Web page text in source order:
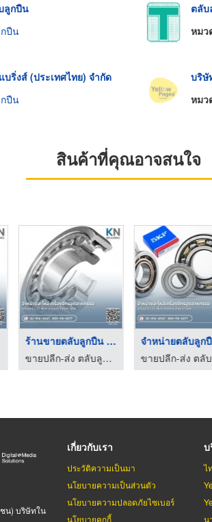
ลูกปืน
ปืน
ตลั
หมว
ริ่งส์ (ประเทศไทย) จำกัด
ปืน
บริษั
หมว
สินค้าที่คุณอาจสนใจ
ร้านขายตลับลูกปืน ใก ...
ขายปลีก-ส่ง ตลับลูกปืนอุตสาหกรรม นครปฐม
น) บริษัทใน
เกี่ยวกับเรา
ประวัติความเป็นมา
นโยบายความเป็นส่วนตัว
นโยบายความปลอดภัยไซเบอร์
นโยบายคุกกี้
บ
ไ
น